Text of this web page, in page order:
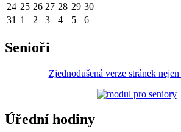
24 25 26 27 28 29 30
31 1 2 3 4 5 6
Senioři
Zjednodušená verze stránek
Úřední hodiny